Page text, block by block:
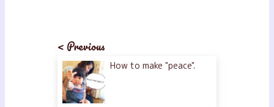
< Previous
How to make "peace".